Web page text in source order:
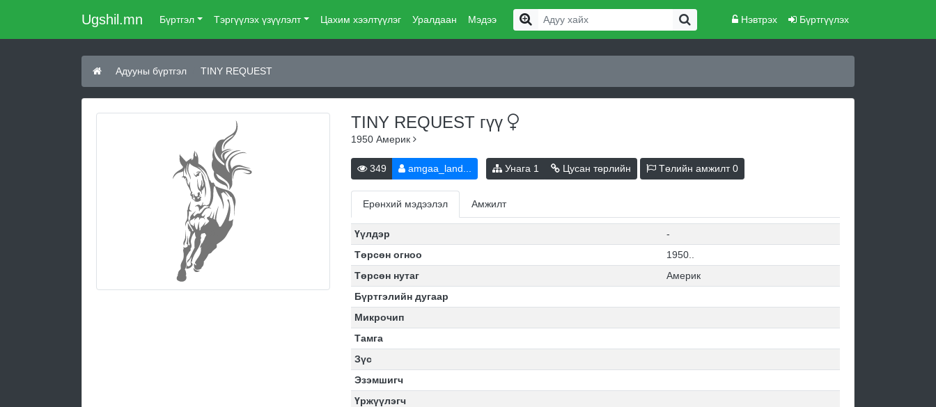
Ugshil.mn Бүртгэл Тэргүүлэх үзүүлэлт Цахим хээлтүүлэг Уралдаан Мэдээ Нэвтрэх Бүртгүүлэх
Адууны бүртгэл TINY REQUEST
TINY REQUEST гүү
1950 Америк
349 amgaa_land... Унага 1 Цусан төрлийн Төлийн амжилт0
Ерөнхий мэдээлэл Амжилт
Үүлдэр
-
Төрсөн огноо
1950..
Төрсөн нутаг
Америк
Бүртгэлийн дугаар
Микрочип
Тамга
Зүс
Эзэмшигч
Үржүүлэгч